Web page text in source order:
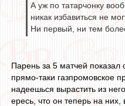
А уж по татарчонку
никак избавиться не
Ни первый, ни тем
Парень за 5 матчей
прямо-таки газпромовское
надеешься вырастить из
ересь, что он теперь на